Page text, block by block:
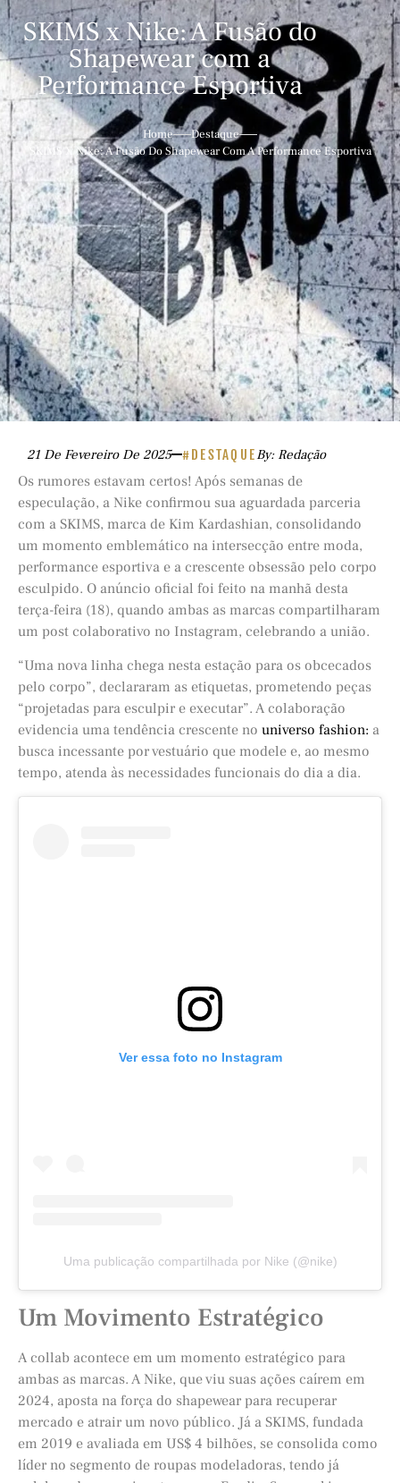
SKIMS x Nike: A Fusão do
Shapewear com a
Performance Esportiva
Home
Destaque
SKIMS X Nike: A Fusão Do Shapewear Com A Performance Esportiva
21 De Fevereiro De 2025 #DESTAQUEBy: Redação
Os rumores estavam certos! Após semanas de
especulação, a Nike confirmou sua aguardada parceria
com a SKIMS, marca de Kim Kardashian, consolidando
um momento emblemático na intersecção entre moda,
performance esportiva e a crescente obsessão pelo corpo
esculpido. O anúncio oficial foi feito na manhã desta
terça-feira (18), quando ambas as marcas compartilharam
um post colaborativo no Instagram, celebrando a união.
“Uma nova linha chega nesta estação para os obcecados
pelo corpo”, declararam as etiquetas, prometendo peças
“projetadas para esculpir e executar”. A colaboração
evidencia uma tendência crescente no universo fashion: a
busca incessante por vestuário que modele e, ao mesmo
tempo, atenda às necessidades funcionais do dia a dia.
Ver essa foto no Instagram
Uma publicação compartilhada por Nike (@nike)
Um Movimento Estratégico
A collab acontece em um momento estratégico para
ambas as marcas. A Nike, que viu suas ações caírem em
2024, aposta na força do shapewear para recuperar
mercado e atrair um novo público. Já a SKIMS, fundada
em 2019 e avaliada em US$ 4 bilhões, se consolida como
líder no segmento de roupas modeladoras, tendo já